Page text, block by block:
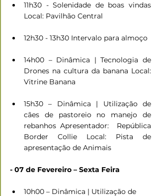
11h30 - Solenidade de boas vindas
Local: Pavilhão Central
12h30 - 13h30 Intervalo para almoço
14h00 – Dinâmica | Tecnologia de
Drones na cultura da banana Local:
Vitrine Banana
15h30 – Dinâmica | Utilização de
cães de pastoreio no manejo de
rebanhos Apresentador:  República
Border Collie Local: Pista de
apresentação de Animais
- 07 de Fevereiro – Sexta Feira
10h00 – Dinâmica | Utilização de